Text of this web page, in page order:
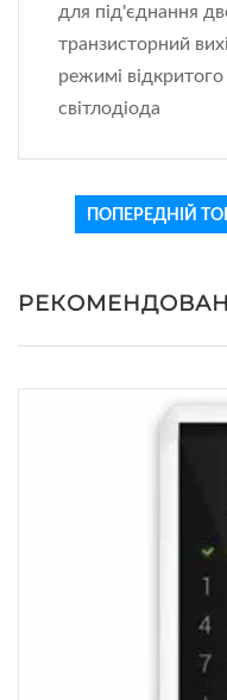
для під'єднання
транзисторний
режимі
світлодіода
ПОПЕРЕДНІЙ